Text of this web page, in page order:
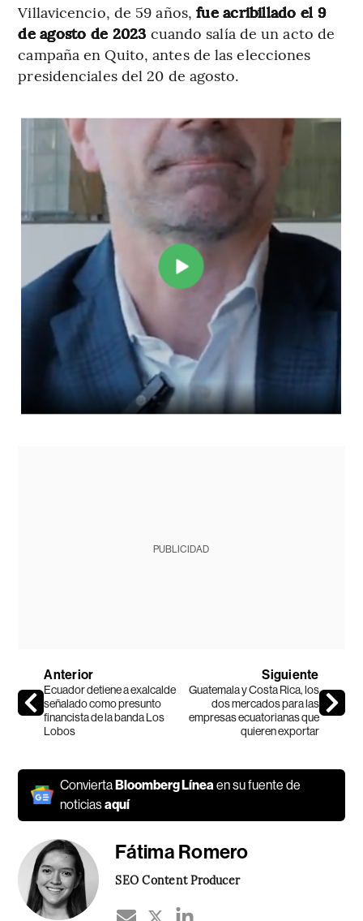
Villavicencio, de 59 años,fue acribillado el 9
de agosto de 2023 cuando salía de un acto de
campaña en Quito, antes de las elecciones
presidenciales del 20 de agosto.
PUBLICIDAD
Anterior
Ecuador detiene a exalcalde
señalado como presunto
financista de la banda Los
Lobos
Siguiente
Guatemala y Costa Rica, los
dos mercados para las
empresas ecuatorianas que
quieren exportar
ConviertaBloomberg Línea en su fuente de
noticiasaquí
Fátima Romero
SEO Content Producer